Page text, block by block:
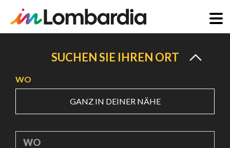
SUCHEN SIE IHREN ORT
WO
GANZ IN DEINER NÄHE
WO